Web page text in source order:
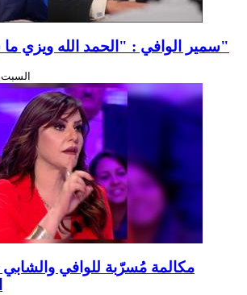
سمير الوافي : "الحمد الله ويزي ما حصلتني سي علاء"
السبت، 27 فيفري، 2021 -
مكالمة مُسرّبة للوافي